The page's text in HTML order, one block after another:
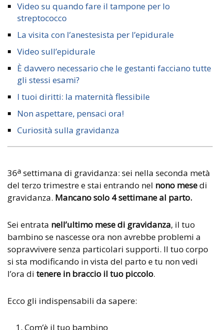
Video su quando fare il tampone per lo
streptococco
La visita con l’anestesista per l’epidurale
Video sull’epidurale
È davvero necessario che le gestanti facciano tutte
gli stessi esami?
I tuoi diritti: la maternità flessibile
Non aspettare, pensaci ora!
Curiosità sulla gravidanza
36a settimana di gravidanza: sei nella seconda metà
del terzo trimestre e stai entrando nel nono mesedi
gravidanza. Mancano solo 4 settimane al parto.
Sei entrata nell’ultimo mese di gravidanza, il tuo
bambino se nascesse ora non avrebbe problemi a
sopravvivere senza particolari supporti. Il tuo corpo
si sta modificando in vista del parto e tu non vedi
l’ora di tenere in braccio il tuo piccolo.
Ecco gli indispensabili da sapere:
Com’è il tuo bambino